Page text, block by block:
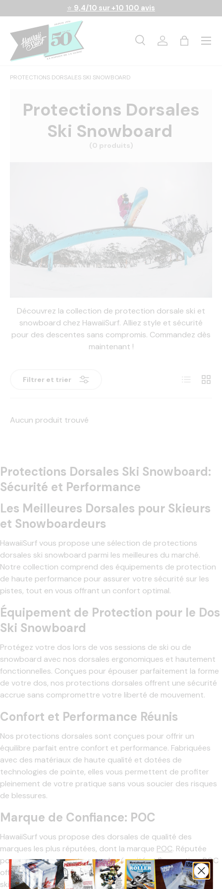
Aller au contenu
⭐ 9,4/10 sur +10 100 avis
Rechercher
RechercheSe connecter
Panier
Menu
PROTECTIONS DORSALES SKI SNOWBOARD
Protections Dorsales
Ski Snowboard
(0 produits)
Découvrez la collection de protection dorsale ski et
snowboard chez HawaiiSurf. Alliez style et sécurité
pour des descentes sans compromis. Commandez dès
maintenant !
Filtrer et trier Liste Grille
Aucun produit trouvé
Protections Dorsales Ski Snowboard:
Sécurité et Performance
Les Meilleures Dorsales pour Skieurs
et Snowboardeurs
HawaiiSurf vous propose une sélection de protections
dorsales ski snowboard parmi les meilleures du marché.
Notre collection comprend des équipements de protection
de haute performance pour assurer votre sécurité sur les
pistes, tout en vous offrant un confort optimal.
Équipement de Protection pour le Dos
Ski Snowboard
Protégez votre dos lors de vos sessions de ski ou de
snowboard avec nos dorsales ergonomiques et hautement
fonctionnelles. Conçues pour épouser parfaitement la forme
de votre dos, nos protections dorsales offrent une sécurité
accrue sans compromettre votre liberté de mouvement.
Confort et Performance Réunis
Nos protections dorsales sont conçues pour offrir un
équilibre parfait entre confort et performance. Fabriquées
avec des matériaux de haute qualité et dotées de
technologies de pointe, elles vous permettent de profiter
pleinement de votre pratique sans vous soucier des risques
de blessures.
Marque de Confiance: POC
HawaiiSurf vous propose des dorsales de qualité des
marques les plus réputées, dont la marque POC. Réputée
pour son engagement envers la sécurité et l'innovation, POC
offre des protections dorsales de haute qualité pour les
skieurs et snowboardeurs les plus exigeants.